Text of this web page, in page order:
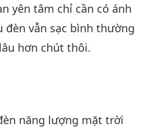
yên tâm chỉ cần có ánh
đèn vẫn sạc bình thường
hơn chút thôi.
năng lượng mặt trời